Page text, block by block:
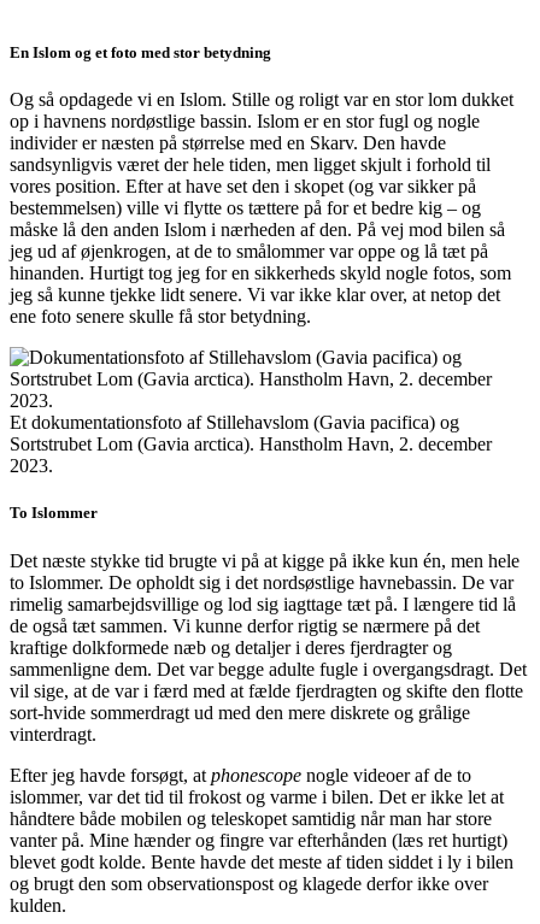
En Islom og et foto med stor betydning
Og så opdagede vi en Islom. Stille og roligt var en stor lom dukket
op i havnens nordøstlige bassin. Islom er en stor fugl og nogle
individer er næsten på størrelse med en Skarv. Den havde
sandsynligvis været der hele tiden, men ligget skjult i forhold til
vores position. Efter at have set den i skopet (og var sikker på
bestemmelsen) ville vi flytte os tættere på for et bedre kig – og
måske lå den anden Islom i nærheden af den. På vej mod bilen så
jeg ud af øjenkrogen, at de to smålommer var oppe og lå tæt på
hinanden. Hurtigt tog jeg for en sikkerheds skyld nogle fotos, som
jeg så kunne tjekke lidt senere. Vi var ikke klar over, at netop det
ene foto senere skulle få stor betydning.
Et dokumentationsfoto af Stillehavslom (Gavia pacifica) og
Sortstrubet Lom (Gavia arctica). Hanstholm Havn, 2. december
2023.
To Islommer
Det næste stykke tid brugte vi på at kigge på ikke kun én, men hele
to Islommer. De opholdt sig i det nordsøstlige havnebassin. De var
rimelig samarbejdsvillige og lod sig iagttage tæt på. I længere tid lå
de også tæt sammen. Vi kunne derfor rigtig se nærmere på det
kraftige dolkformede næb og detaljer i deres fjerdragter og
sammenligne dem. Det var begge adulte fugle i overgangsdragt. Det
vil sige, at de var i færd med at fælde fjerdragten og skifte den flotte
sort-hvide sommerdragt ud med den mere diskrete og grålige
vinterdragt.
Efter jeg havde forsøgt, at phonescope nogle videoer af de to
islommer, var det tid til frokost og varme i bilen. Det er ikke let at
håndtere både mobilen og teleskopet samtidig når man har store
vanter på. Mine hænder og fingre var efterhånden (læs ret hurtigt)
blevet godt kolde. Bente havde det meste af tiden siddet i ly i bilen
og brugt den som observationspost og klagede derfor ikke over
kulden.